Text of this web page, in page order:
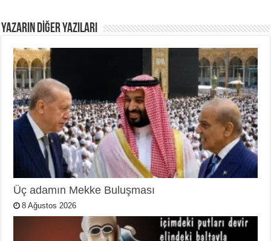
YAZARIN DIĞER YAZILARI
Üç adamın Mekke Buluşması
8 Ağustos 2026